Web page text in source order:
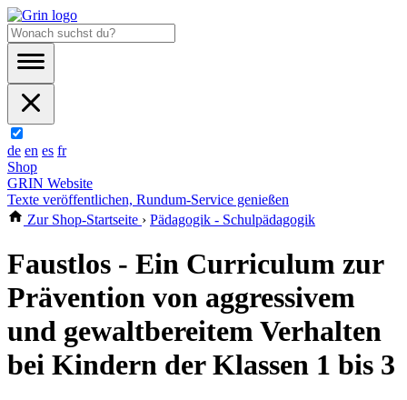
de en es fr
Shop
GRIN Website
Texte veröffentlichen, Rundum-Service genießen
Zur Shop-Startseite › Pädagogik - Schulpädagogik
Faustlos - Ein Curriculum zur
Prävention von aggressivem
und gewaltbereitem Verhalten
bei Kindern der Klassen 1 bis 3